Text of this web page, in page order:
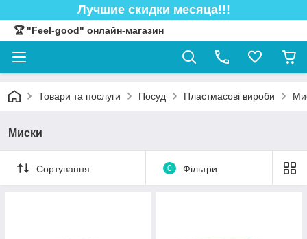
Лучшие скидки месяца!!!
🏆 "Feel-good" онлайн-магазин
Товари та послуги Посуд Пластмасові вироби
Миски
Сортування 0 Фільтри